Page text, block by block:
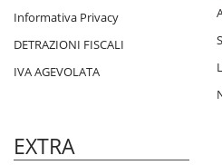
Informativa Privacy
DETRAZIONI FISCALI
IVA AGEVOLATA
EXTRA